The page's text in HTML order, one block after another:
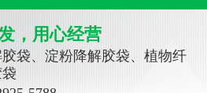
，用心经营
袋、淀粉降解胶袋、植物纤